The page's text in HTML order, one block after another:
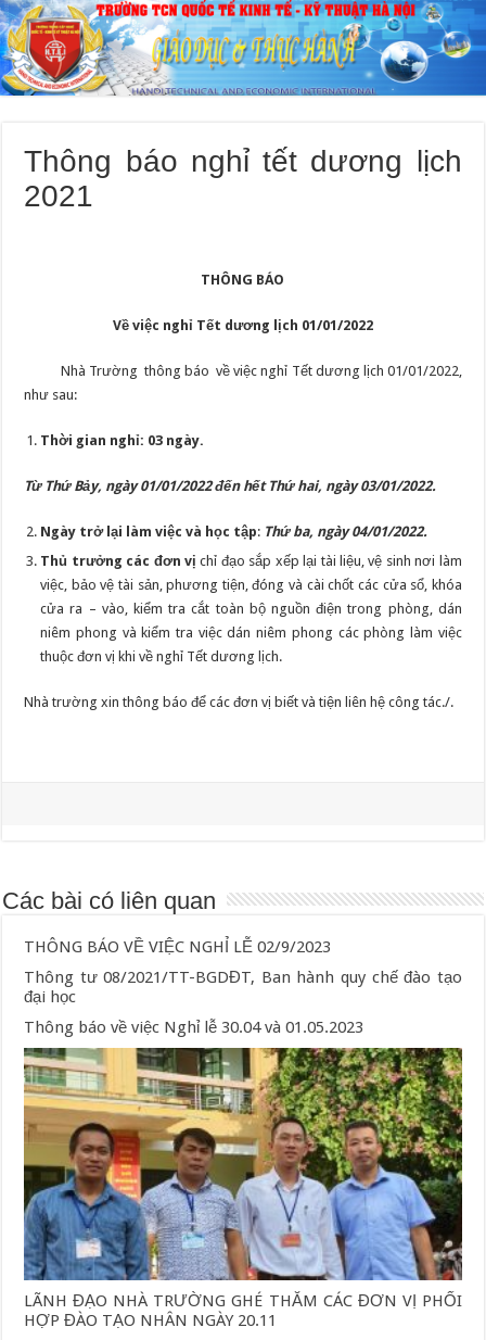
Thông báo nghỉ tết dương lịch
2021
THÔNG BÁO
Về việc nghỉ Tết dương lịch 01/01/2022
Nhà Trường thông báo về việc nghỉ Tết dương lịch 01/01/2022,
như sau:
Thời gian nghỉ: 03 ngày.
Từ Thứ Bảy, ngày 01/01/2022 đến hết Thứ hai, ngày 03/01/2022.
Ngày trở lại làm việc và học tập: Thứ ba, ngày 04/01/2022.
Thủ trưởng các đơn vị chỉ đạo sắp xếp lại tài liệu, vệ sinh nơi làm
việc, bảo vệ tài sản, phương tiện, đóng và cài chốt các cửa sổ, khóa
cửa ra – vào, kiểm tra cắt toàn bộ nguồn điện trong phòng, dán
niêm phong và kiểm tra việc dán niêm phong các phòng làm việc
thuộc đơn vị khi về nghỉ Tết dương lịch.
Nhà trường xin thông báo để các đơn vị biết và tiện liên hệ công tác./.
Các bài có liên quan
THÔNG BÁO VỀ VIỆC NGHỈ LỄ 02/9/2023
Thông tư 08/2021/TT-BGDĐT, Ban hành quy chế đào tạo
đại học
Thông báo về việc Nghỉ lễ 30.04 và 01.05.2023
LÃNH ĐẠO NHÀ TRƯỜNG GHÉ THĂM CÁC ĐƠN VỊ PHỐI
HỢP ĐÀO TẠO NHÂN NGÀY 20.11